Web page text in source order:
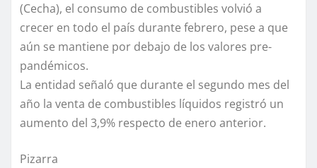
(Cecha), el consumo de combustibles volvió a
crecer en todo el país durante febrero, pese a que
aún se mantiene por debajo de los valores pre-
pandémicos.
La entidad señaló que durante el segundo mes del
año la venta de combustibles líquidos registró un
aumento del 3,9% respecto de enero anterior.
Pizarra